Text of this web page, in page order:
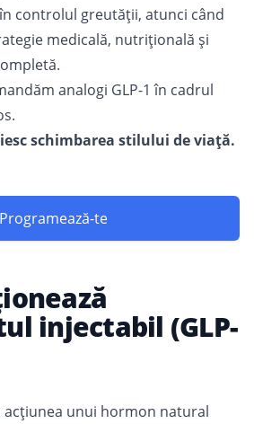
controlul greutății, atunci când
medicală, nutrițională și
analogi GLP-1 în cadrul
schimbarea stilului de viață.
Programează-te
injectabil (GLP-
acțiunea unui hormon natural